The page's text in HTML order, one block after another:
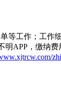
等工作；工
明APP，缴纳